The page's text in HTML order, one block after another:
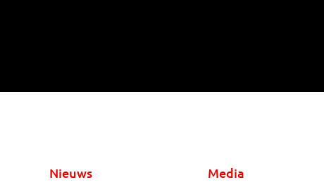
Nieuws Media